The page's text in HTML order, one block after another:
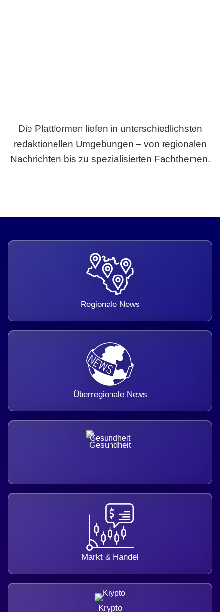
Die Plattformen liefen in unterschiedlichsten
redaktionellen Umgebungen – von regionalen
Nachrichten bis zu spezialisierten Fachthemen.
Regionale News
Überregionale News
Gesundheit
Markt & Handel
Krypto